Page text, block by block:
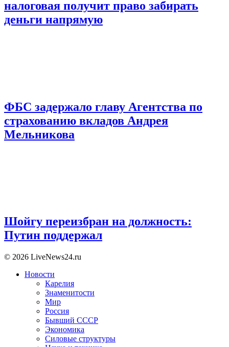
налоговая получит право забирать
деньги напрямую
ФБС задержало главу Агентства по
страхованию вкладов Андрея
Мельникова
Шойгу переизбран на должность:
Путин поддержал
© 2026 LiveNews24.ru
Новости
Карелия
Знаменитости
Мир
Россия
Бывший СССР
Экономика
Силовые структуры